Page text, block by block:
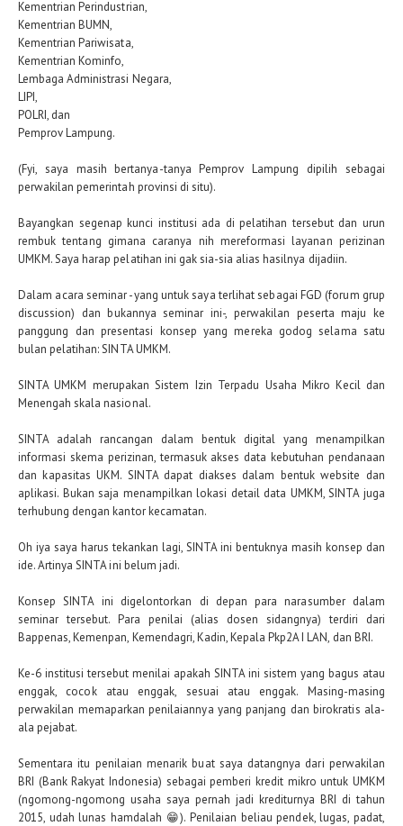
Kementrian Perindustrian,
Kementrian BUMN,
Kementrian Pariwisata,
Kementrian Kominfo,
Lembaga Administrasi Negara,
LIPI,
POLRI, dan
Pemprov Lampung.
(Fyi, saya masih bertanya-tanya Pemprov Lampung dipilih sebagai
perwakilan pemerintah provinsi di situ).
Bayangkan segenap kunci institusi ada di pelatihan tersebut dan urun
rembuk tentang gimana caranya nih mereformasi layanan perizinan
UMKM. Saya harap pelatihan ini gak sia-sia alias hasilnya dijadiin.
Dalam acara seminar -yang untuk saya terlihat sebagai FGD (forum grup
discussion) dan bukannya seminar ini-, perwakilan peserta maju ke
panggung dan presentasi konsep yang mereka godog selama satu
bulan pelatihan: SINTA UMKM.
SINTA UMKM merupakan Sistem Izin Terpadu Usaha Mikro Kecil dan
Menengah skala nasional.
SINTA adalah rancangan dalam bentuk digital yang menampilkan
informasi skema perizinan, termasuk akses data kebutuhan pendanaan
dan kapasitas UKM. SINTA dapat diakses dalam bentuk website dan
aplikasi. Bukan saja menampilkan lokasi detail data UMKM, SINTA juga
terhubung dengan kantor kecamatan.
Oh iya saya harus tekankan lagi, SINTA ini bentuknya masih konsep dan
ide. Artinya SINTA ini belum jadi.
Konsep SINTA ini digelontorkan di depan para narasumber dalam
seminar tersebut. Para penilai (alias dosen sidangnya) terdiri dari
Bappenas, Kemenpan, Kemendagri, Kadin, Kepala Pkp2A I LAN, dan BRI.
Ke-6 institusi tersebut menilai apakah SINTA ini sistem yang bagus atau
enggak, cocok atau enggak, sesuai atau enggak. Masing-masing
perwakilan memaparkan penilaiannya yang panjang dan birokratis ala-
ala pejabat.
Sementara itu penilaian menarik buat saya datangnya dari perwakilan
BRI (Bank Rakyat Indonesia) sebagai pemberi kredit mikro untuk UMKM
(ngomong-ngomong usaha saya pernah jadi krediturnya BRI di tahun
2015, udah lunas hamdalah 😁). Penilaian beliau pendek, lugas, padat,